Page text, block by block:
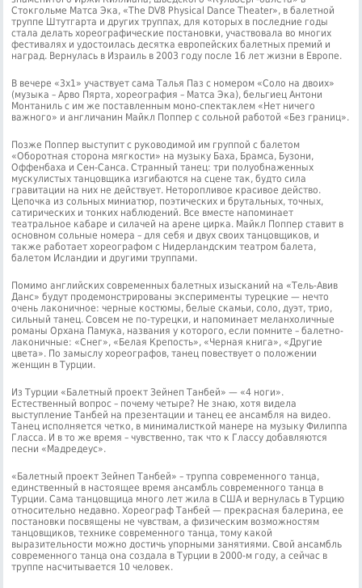
Стокгольме Матса Эка, «The DV8 Physical Dance Theater», в балетной
труппе Штутгарта и других труппах, для которых в последние годы
стала делать хореографические постановки, участвовала во многих
фестивалях и удостоилась десятка европейских балетных премий и
наград. Вернулась в Израиль в 2003 году после 16 лет жизни в Европе.
В вечере «3х1» участвует сама Талья Паз с номером «Соло на двоих»
(музыка – Арво Пярта, хореография – Матса Эка), бельгиец Антони
Монтаниль с им же поставленным моно-спектаклем «Нет ничего
важного» и англичанин Майкл Поппер с сольной работой «Без границ».
Позже Поппер выступит с руководимой им группой с балетом
«Оборотная сторона мягкости» на музыку Баха, Брамса, Бузони,
Оффенбаха и Сен-Санса. Странный танец: три полуобнаженных
мускулистых танцовщика изгибаются на сцене так, будто сила
гравитации на них не действует. Неторопливое красивое действо.
Цепочка из сольных миниатюр, поэтических и брутальных, точных,
сатирических и тонких наблюдений. Все вместе напоминает
театральное кабаре и силачей на арене цирка. Майкл Поппер ставит в
основном сольные номера – для себя и двух своих танцовщиков, и
также работает хореографом с Нидерландским театром балета,
балетом Исландии и другими труппами.
Помимо английских современных балетных изысканий на «Тель-Авив
Данс» будут продемонстрированы эксперименты турецкие — нечто
очень лаконичное: черные костюмы, белые скамьи, соло, дуэт, трио,
сильный танец. Совсем не по-турецки, и напоминает меланхоличные
романы Орхана Памука, названия у которого, если помните – балетно-
лаконичные: «Снег», «Белая Крепость», «Черная книга», «Другие
цвета». По замыслу хореографов, танец повествует о положении
женщин в Турции.
Из Турции «Балетный проект Зейнеп Танбей» — «4 ноги».
Естественный вопрос – почему четыре? Не знаю, хотя видела
выступление Танбей на презентации и танец ее ансамбля на видео.
Танец исполняется четко, в минималисткой манере на музыку Филиппа
Гласса. И в то же время – чувственно, так что к Глассу добавляются
песни «Мадредеус».
«Балетный проект Зейнеп Танбей» – труппа современного танца,
единственный в настоящее время ансамбль современного танца в
Турции. Сама танцовщица много лет жила в США и вернулась в Турцию
относительно недавно. Хореограф Танбей — прекрасная балерина, ее
постановки посвящены не чувствам, а физическим возможностям
танцовщиков, технике современного танца, тому какой
выразительности можно достичь упорными занятиями. Свой ансамбль
современного танца она создала в Турции в 2000-м году, а сейчас в
труппе насчитывается 10 человек.